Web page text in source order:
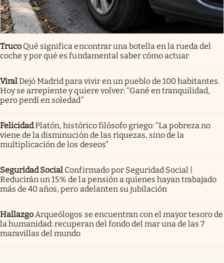
Truco Qué significa encontrar una botella en la rueda del
coche y por qué es fundamental saber cómo actuar
ViralDejó Madrid para vivir en un pueblo de 100 habitantes.
Hoy se arrepiente y quiere volver: “Gané en tranquilidad,
pero perdí en soledad”
FelicidadPlatón, histórico filósofo griego: “La pobreza no
viene de la disminución de las riquezas, sino de la
multiplicación de los deseos”
Seguridad Social Confirmado por Seguridad Social |
Reducirán un 15% de la pensión a quienes hayan trabajado
más de 40 años, pero adelanten su jubilación
Hallazgo Arqueólogos se encuentran con el mayor tesoro de
la humanidad: recuperan del fondo del mar una de las 7
maravillas del mundo